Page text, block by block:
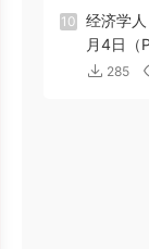
10
经济学
月4日（
285